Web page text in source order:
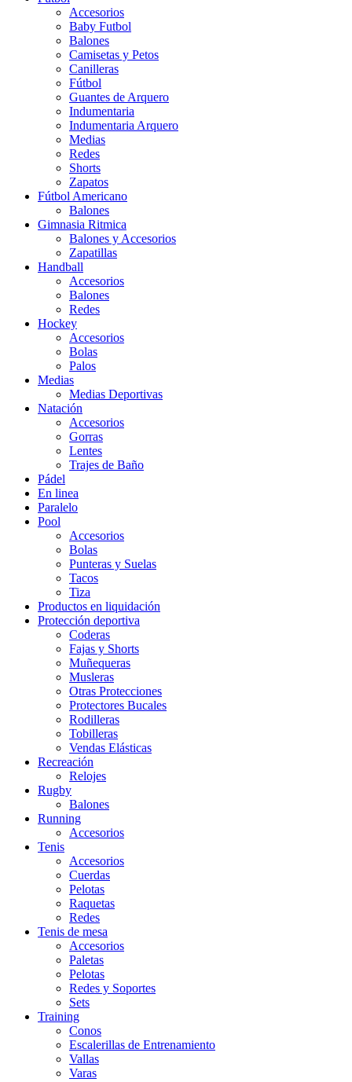
Accesorios
Baby Futbol
Balones
Camisetas y Petos
Canilleras
Fútbol
Guantes de Arquero
Indumentaria
Indumentaria Arquero
Medias
Redes
Shorts
Zapatos
Fútbol Americano
Balones
Gimnasia Ritmica
Balones y Accesorios
Zapatillas
Handball
Accesorios
Balones
Redes
Hockey
Accesorios
Bolas
Palos
Medias
Medias Deportivas
Natación
Accesorios
Gorras
Lentes
Trajes de Baño
Pádel
En linea
Paralelo
Pool
Accesorios
Bolas
Punteras y Suelas
Tacos
Tiza
Productos en liquidación
Protección deportiva
Coderas
Fajas y Shorts
Muñequeras
Musleras
Otras Protecciones
Protectores Bucales
Rodilleras
Tobilleras
Vendas Elásticas
Recreación
Relojes
Rugby
Balones
Running
Accesorios
Tenis
Accesorios
Cuerdas
Pelotas
Raquetas
Redes
Tenis de mesa
Accesorios
Paletas
Pelotas
Redes y Soportes
Sets
Training
Conos
Escalerillas de Entrenamiento
Vallas
Varas